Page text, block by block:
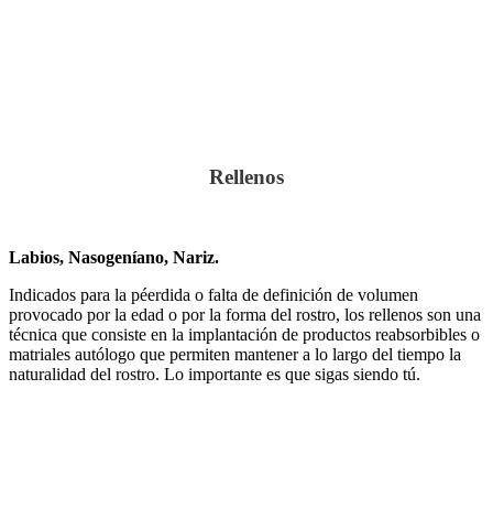
Rellenos
Labios, Nasogeníano, Nariz.
Indicados para la péerdida o falta de definición de volumen
provocado por la edad o por la forma del rostro, los rellenos son una
técnica que consiste en la implantación de productos reabsorbibles o
matriales autólogo que permiten mantener a lo largo del tiempo la
naturalidad del rostro. Lo importante es que sigas siendo tú.